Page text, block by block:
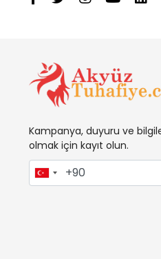
Kampanya, duyuru ve
olmak için kayıt olun.